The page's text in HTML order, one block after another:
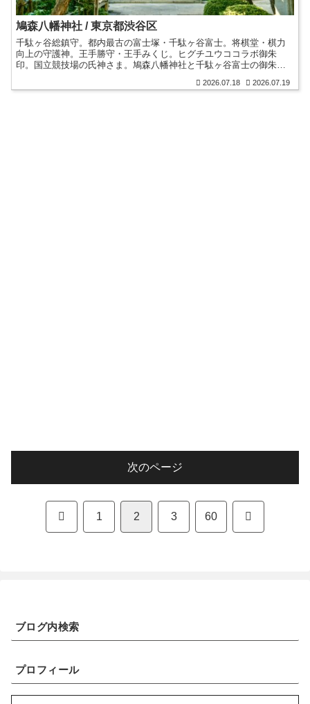
鳩森八幡神社 / 東京都渋谷区
千駄ヶ谷総鎮守。都内最古の富士塚・千駄ヶ谷富士。将棋堂・棋力
向上の守護神。王手勝守・王手みくじ。ヒグチユウココラボ御朱
印。国立競技場の氏神さま。鳩森八幡神社と千駄ヶ谷富士の御朱
2026.07.18 2026.07.19
次のページ
前 1 2 3 60 次
ブログ内検索
プロフィール